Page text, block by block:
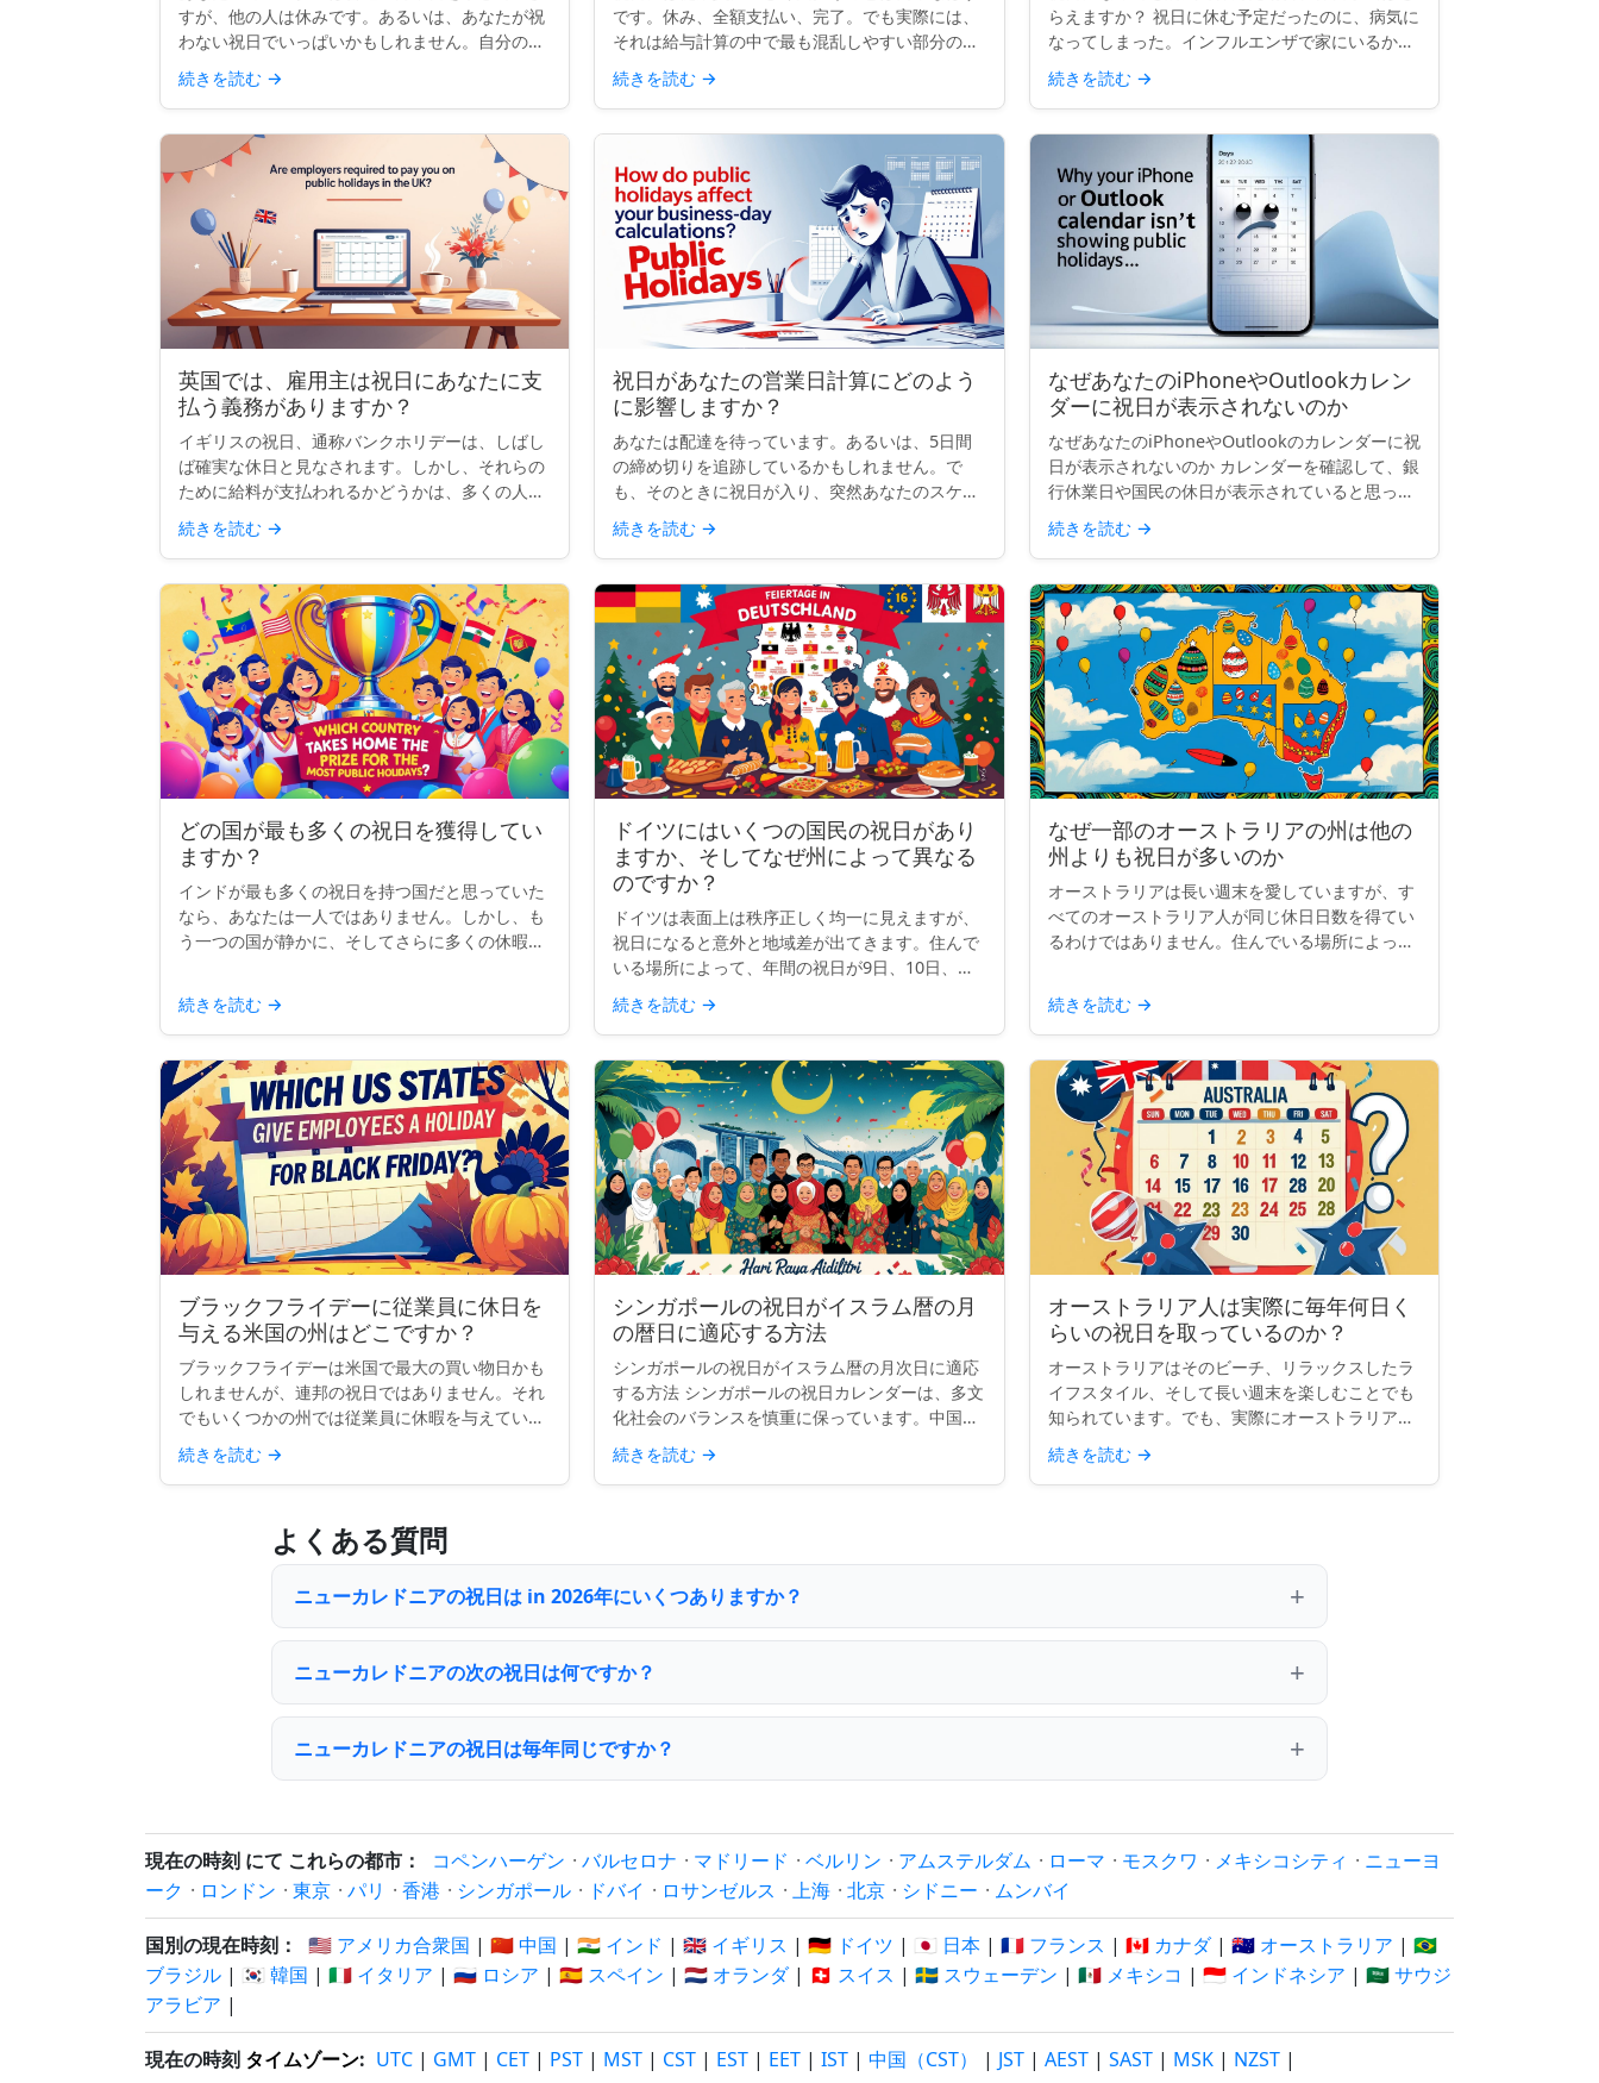
すが、他の人は休みです。あるいは、あなたが祝
わない祝日でいっぱいかもしれません。自分の国
の祝日を追加したり、不要な祝日を整理したりす
る場合、多くの主要なカレンダーでは表示内容を
カスタマイズできます...
続きを読む →
です。休み、全額支払い、完了。でも実際には、
それは給与計算の中で最も混乱しやすい部分の一
つです。契約、勤務時間、祝日ルールが異なる
と、単一の祝日でもコンプライアンスの頭痛の種
になり得ます。小規模な...
続きを読む →
らえますか？ 祝日に休む予定だったのに、病気に
なってしまった。インフルエンザで家にいるか、
病院にいるかもしれません。その祝日の給料はも
らえますか？これはよくある質問で、答えはあな
たの働いている場所...
続きを読む →
英国では、雇用主は祝日にあなたに支
払う義務がありますか？
イギリスの祝日、通称バンクホリデーは、しばし
ば確実な休日と見なされます。しかし、それらの
ために給料が支払われるかどうかは、多くの人が
思うほど明確ではありません。実際には、支払わ
れるかどうか、または休みがもらえるかどうか
は、完全にあなたの契約...
続きを読む →
祝日があなたの営業日計算にどのよう
に影響しますか？
あなたは配達を待っています。あるいは、5日間
の締め切りを追跡しているかもしれません。で
も、そのときに祝日が入り、突然あなたのスケジ
ュールが曖昧になります。その日もカウントされ
るのでしょうか？ビジネス日数の計算をすると
き、祝日はあなたが思って...
続きを読む →
なぜあなたのiPhoneやOutlookカレン
ダーに祝日が表示されないのか
なぜあなたのiPhoneやOutlookのカレンダーに祝
日が表示されないのか カレンダーを確認して、銀
行休業日や国民の休日が表示されていると思った
ら、空白になっていることがあります。「イース
ター・マンデー」も、「労働者の日」も、「独立
記念日...
続きを読む →
どの国が最も多くの祝日を獲得してい
ますか？
インドが最も多くの祝日を持つ国だと思っていた
なら、あなたは一人ではありません。しかし、も
う一つの国が静かに、そしてさらに多くの休暇を
民的行事が混ざり合ったネパールは、現在、世界
で最も多くの祝日を持...
続きを読む →
ドイツにはいくつの国民の祝日があり
ますか、そしてなぜ州によって異なる
のですか？
ドイツは表面上は秩序正しく均一に見えますが、
祝日になると意外と地域差が出てきます。住んで
いる場所によって、年間の祝日が9日、10日、ま
たは13日になることもあります。なぜでしょう
か？ クイックインサイト： ドイツには全国共通
の祝日が9日あり...
続きを読む →
なぜ一部のオーストラリアの州は他の
州よりも祝日が多いのか
オーストラリアは長い週末を愛していますが、す
べてのオーストラリア人が同じ休日日数を得てい
るわけではありません。住んでいる場所によっ
こともあります。では、何が起こっているのでし
ょうか？なぜ一部の...
続きを読む →
ブラックフライデーに従業員に休日を
与える米国の州はどこですか？
ブラックフライデーは米国で最大の買い物日かも
しれませんが、連邦の祝日ではありません。それ
でもいくつかの州では従業員に休暇を与えていま
す。伝統、リテールの狂乱、または感謝祭の延長
などの理由で、少なくとも公務員にとってブラッ
クフライデーを公式な...
続きを読む →
シンガポールの祝日がイスラム暦の月
の暦日に適応する方法
シンガポールの祝日がイスラム暦の月次日に適応
する方法 シンガポールの祝日カレンダーは、多文
化社会のバランスを慎重に保っています。中国
系、マレー系、インド系、西洋の伝統からの主要
な祝祭を含み、国の多様性を反映しています。し
かし、2つの祝日—ハ...
続きを読む →
オーストラリア人は実際に毎年何日く
らいの祝日を取っているのか？
オーストラリアはそのビーチ、リラックスしたラ
イフスタイル、そして長い週末を楽しむことでも
知られています。でも、実際にオーストラリア人
が祝日のおかげで何日休めるのかはどうでしょう
か？単純な質問のように思えますが、答えは思っ
ているほど明確ではあ...
続きを読む →
よくある質問
ニューカレドニアの祝日は in 2026年にいくつありますか？
ニューカレドニアの次の祝日は何ですか？
ニューカレドニアの祝日は毎年同じですか？
現在の時刻 にて これらの都市： コペンハーゲン · バルセロナ · マドリード · ベルリン · アムステルダム · ローマ · モスクワ · メキシコシティ · ニューヨ
ーク · ロンドン · 東京 · パリ · 香港 · シンガポール · ドバイ · ロサンゼルス · 上海 · 北京 · シドニー · ムンバイ
国別の現在時刻： 🇺🇸 アメリカ合衆国 | 🇨🇳 中国 | 🇮🇳 インド | 🇬🇧 イギリス | 🇩🇪 ドイツ | 🇯🇵 日本 | 🇫🇷 フランス | 🇨🇦 カナダ| 🇦🇺 オーストラリア | 🇧🇷
ブラジル | 🇰🇷 韓国 | 🇮🇹 イタリア | 🇷🇺 ロシア | 🇪🇸 スペイン | 🇳🇱 オランダ| 🇨🇭 スイス | 🇸🇪 スウェーデン | 🇲🇽 メキシコ | 🇮🇩 インドネシア | 🇸🇦 サウジ
アラビア |
現在の時刻 タイムゾーン: UTC | GMT | CET | PST | MST | CST | EST | EET | IST | 中国（CST） | JST | AEST | SAST | MSK | NZST |